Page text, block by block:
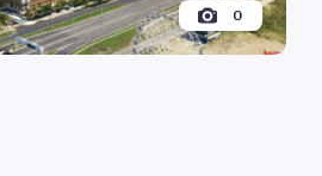
0